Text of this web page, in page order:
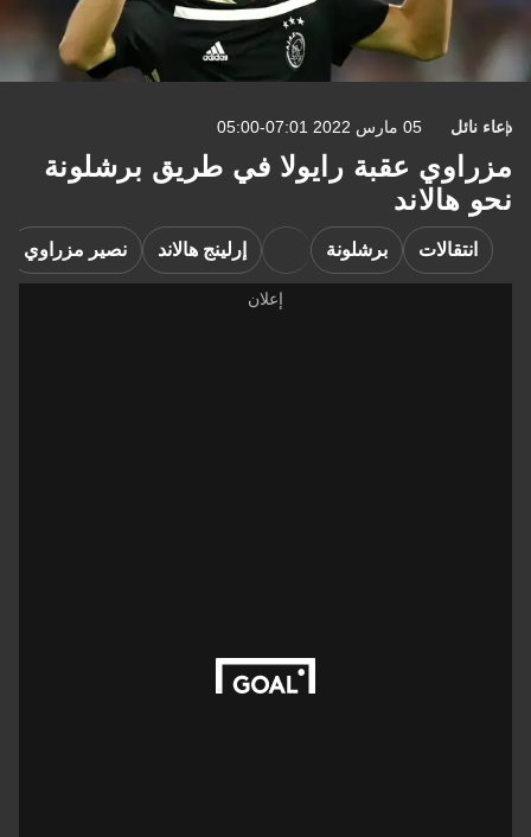
دعاء نائل 05 مارس 2022 07:01-05:00
مزراوي عقبة رايولا في طريق برشلونة
نحو هالاند
انتقالات برشلونة إرلينج هالاند نصير مزراوي